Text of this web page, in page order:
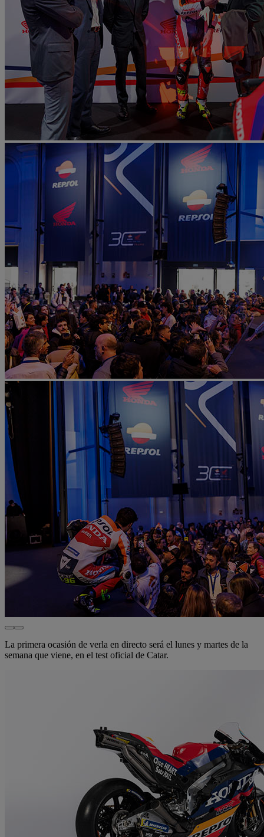
La primera ocasión de verla en directo será el lunes y martes de la
semana que viene, en el test oficial de Catar.